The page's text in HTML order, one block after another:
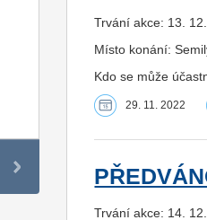
Trvání akce: 13.
Místo konání:
Kdo se může
29. 11. 2022
Trvání akce: 14.